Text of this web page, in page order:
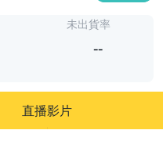
未出貨率
--
直播影片